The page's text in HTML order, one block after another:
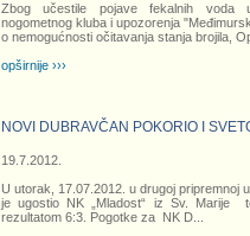
Zbog učestile pojave fekalnih voda
nogometnog kluba i upozorenja
o nemogućnosti očitavanja stanja brojila,
opširnije ›››
NOVI DUBRAVČAN POKORIO I
19.7.2012.
U utorak, 17.07.2012. u drugoj pripremnoj
je ugostio NK „Mladost“ iz Sv. Marije
rezultatom 6:3. Pogotke za NK D...